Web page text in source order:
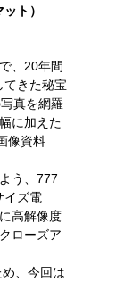
ト）
、20年間
てきた秘宝
真を網羅
に加えた
像資料
う、777
イズ電
高解像度
ローズア
、今回は